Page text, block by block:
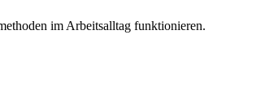
im Arbeitsalltag funktionieren.